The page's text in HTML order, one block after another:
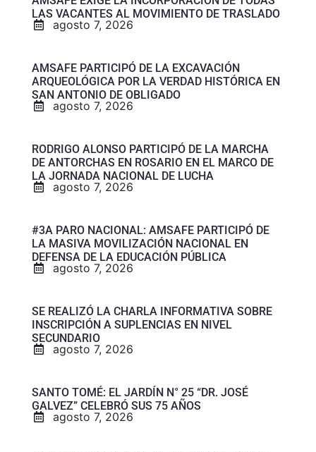
LAS VACANTES AL MOVIMIENTO DE TRASLADO
agosto 7, 2026
AMSAFE PARTICIPÓ DE LA EXCAVACIÓN
ARQUEOLÓGICA POR LA VERDAD HISTÓRICA EN
SAN ANTONIO DE OBLIGADO
agosto 7, 2026
RODRIGO ALONSO PARTICIPÓ DE LA MARCHA
DE ANTORCHAS EN ROSARIO EN EL MARCO DE
LA JORNADA NACIONAL DE LUCHA
agosto 7, 2026
#3A PARO NACIONAL: AMSAFE PARTICIPÓ DE
LA MASIVA MOVILIZACIÓN NACIONAL EN
DEFENSA DE LA EDUCACIÓN PÚBLICA
agosto 7, 2026
SE REALIZÓ LA CHARLA INFORMATIVA SOBRE
INSCRIPCIÓN A SUPLENCIAS EN NIVEL
SECUNDARIO
agosto 7, 2026
SANTO TOMÉ: EL JARDÍN N° 25 “DR. JOSÉ
GALVEZ” CELEBRÓ SUS 75 AÑOS
agosto 7, 2026